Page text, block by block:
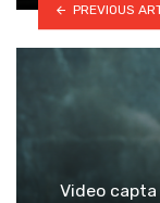
PREVIOUS
Video